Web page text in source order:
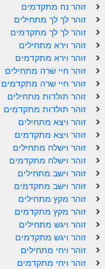
ספר הזוהר וירא מתקדמים
ספר הזוהר חיי שרה מתחילים
ספר הזוהר חיי שרה מתקדמים
ספר הזוהר תולדות מתחילים
ספר הזוהר ויצא מתחילים
ספר הזוהר ויצא מתקדמים
ספר הזוהר וישלח מתחילים
הזוהר הקדוש וישלח מתקדמים
הזוהר הקדוש וישב מתחילים
הזוהר הקדוש וישב מתקדמים
הזוהר הקדוש מקץ מתחילים
זוהר נח מתקדמים
זוהר לך לך מתחילים
זוהר לך לך מתקדמים
זוהר וירא מתחילים
זוהר וירא מתקדמים
זוהר חיי שרה מתחילים
זוהר חיי שרה מתקדמים
זוהר תולדות מתחילים
זוהר תולדות מתקדמים
זוהר ויצא מתחילים
זוהר ויצא מתקדמים
זוהר וישלח מתחילים
זוהר וישלח מתקדמים
זוהר וישב מתחילים
זוהר וישב מתקדמים
זוהר מקץ מתחילים
זוהר מקץ מתקדמים
זוהר ויגש מתחילים
זוהר ויגש מתקדמים
זוהר ויחי מתחילים
זוהר ויחי מתקדמים